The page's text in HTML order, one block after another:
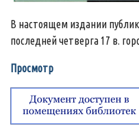
В настоящем издании
последней четверга 17 в.
Просмотр